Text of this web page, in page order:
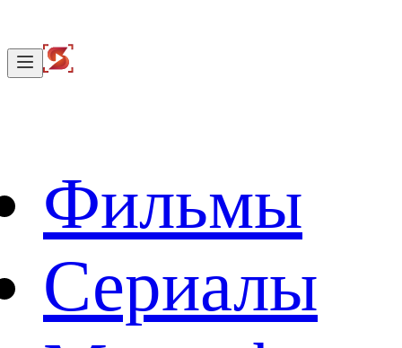
Фильмы
Сериалы